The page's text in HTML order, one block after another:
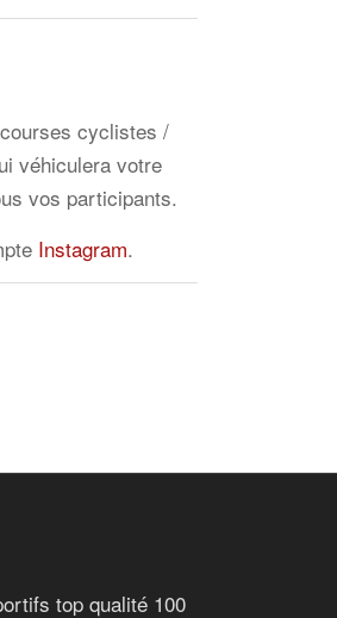
cyclistes /
véhiculera votre
vos participants.
Instagram.
top qualité 100